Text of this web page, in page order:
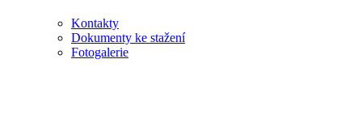
Kontakty
Dokumenty ke stažení
Fotogalerie